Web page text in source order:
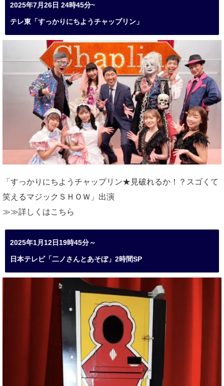
2025年7月26日 24時45分~
テレ東「すっかりにちようチャップリン」
「すっかりにちようチャップリン★見破れるか！？スゴくて
笑えるマジックＳＨＯＷ」出演
≫≫詳しくはこちら
2025年1月12日19時45分～
日本テレビ「二ノさんとあそぼ」2時間SP